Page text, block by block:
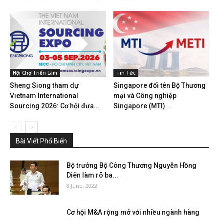
Hội Chợ Triển Lãm
Sheng Siong tham dự
Vietnam International
Sourcing 2026: Cơ hội đưa...
Tin Tức
Singapore đổi tên Bộ Thương
mại và Công nghiệp
Singapore (MTI)...
Bài Viết Phổ Biến
Bộ trưởng Bộ Công Thương Nguyễn Hồng
Diên làm rõ ba...
8 June, 2022
Cơ hội M&A rộng mở với nhiều ngành hàng